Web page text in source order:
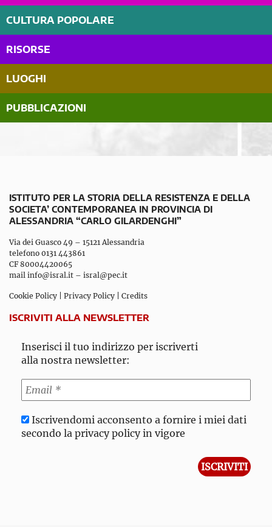
CULTURA POPOLARE
RISORSE
LUOGHI
PUBBLICAZIONI
ISTITUTO PER LA STORIA DELLA RESISTENZA E DELLA
SOCIETA’ CONTEMPORANEA IN PROVINCIA DI
ALESSANDRIA “CARLO GILARDENGHI”
Via dei Guasco 49 – 15121 Alessandria
telefono 0131 443861
CF 80004420065
mail info@isral.it – isral@pec.it
Cookie Policy Privacy Policy Credits
ISCRIVITI ALLA NEWSLETTER
Inserisci il tuo indirizzo per iscriverti
alla nostra newsletter:
Iscrivendomi acconsento a fornire i miei dati
secondo la privacy policy in vigore